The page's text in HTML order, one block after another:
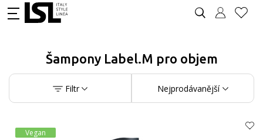
Šampony Label.M pro objem
Filtr Nejprodávanější
Vegan